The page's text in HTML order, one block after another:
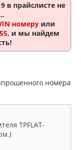
в прайслисте не
номеруили
, и мы найдем
номера
TPFLAT-